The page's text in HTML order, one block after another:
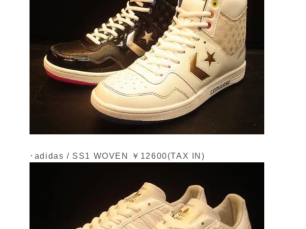
･adidas / SS1 WOVEN ￥12600(TAX IN)